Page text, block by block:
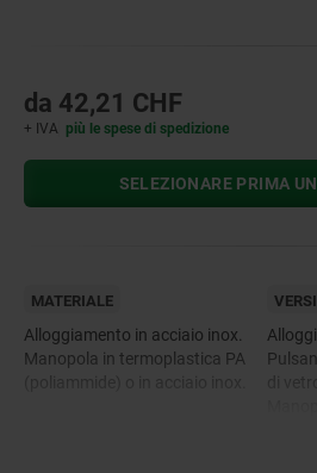
da 42,21 CHF
+ IVA più le spese di spedizione
SELEZIONARE PRIMA
MATERIALE
Alloggiamento in acciaio inox.
Manopola in termoplastica PA